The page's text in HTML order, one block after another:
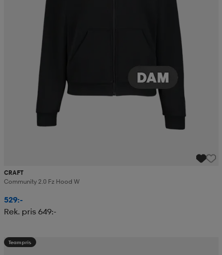
CRAFT
Community 2.0 Fz Hood W
529:-
Rek. pris 649:-
Teampris